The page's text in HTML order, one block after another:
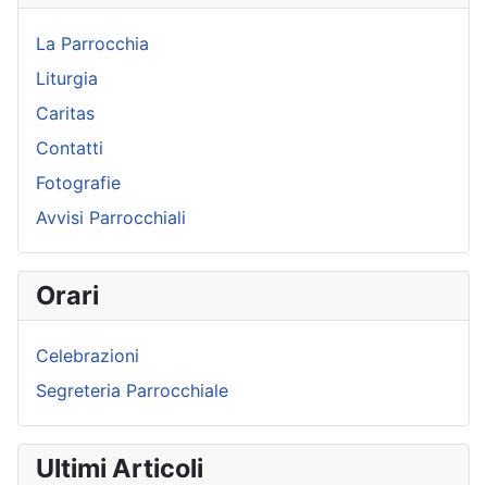
La Parrocchia
Liturgia
Caritas
Contatti
Fotografie
Avvisi Parrocchiali
Orari
Celebrazioni
Segreteria Parrocchiale
Ultimi Articoli